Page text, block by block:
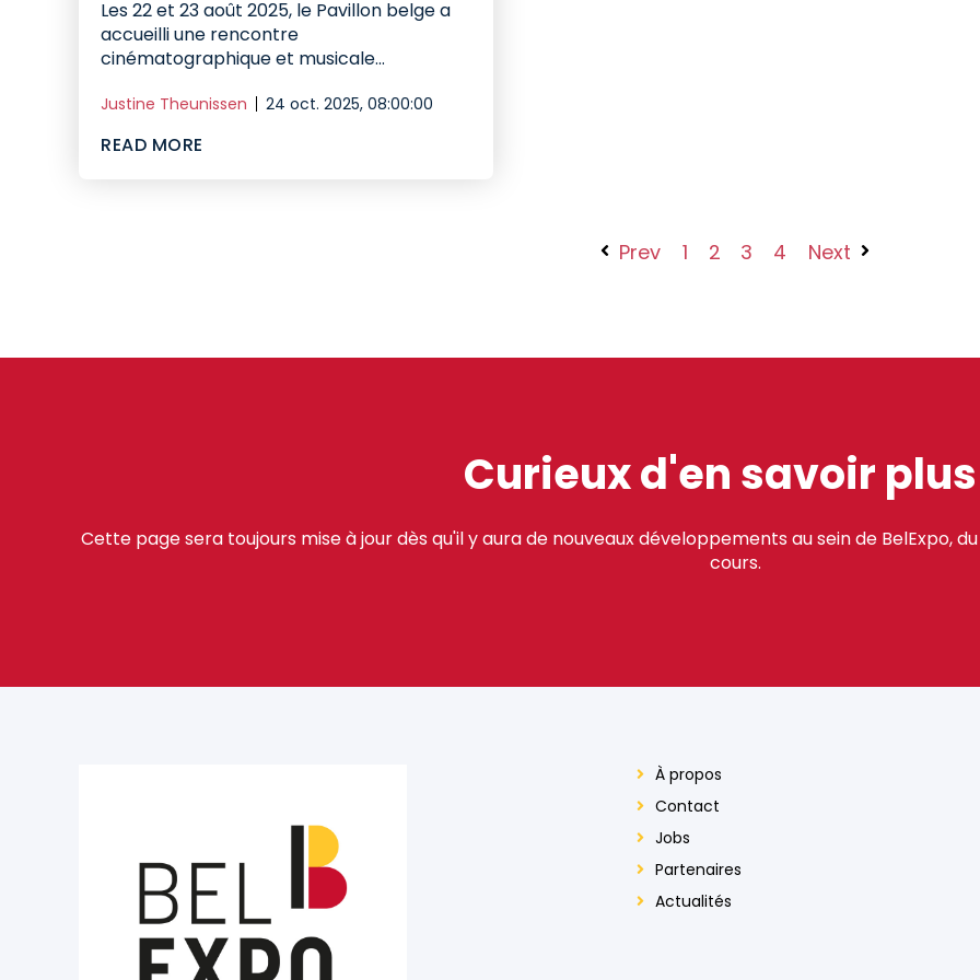
Les 22 et 23 août 2025, le Pavillon belge a
accueilli une rencontre
cinématographique et musicale...
Justine Theunissen 24 oct. 2025, 08:00:00
READ MORE
Prev 1 2 3 4 Next
Curieux d'en savoir plus
Cette page sera toujours mise à jour dès qu'il y aura de nouveaux développements au sein de BelExpo,
cours.
À propos
Contact
Jobs
Partenaires
Actualités